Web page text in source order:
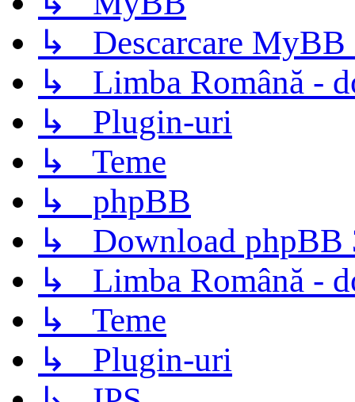
↳ Descarcare MyBB
↳ Limba Română -
↳ Plugin-uri
↳ Teme
↳ phpBB
↳ Download phpBB
↳ Limba Română -
↳ Teme
↳ Plugin-uri